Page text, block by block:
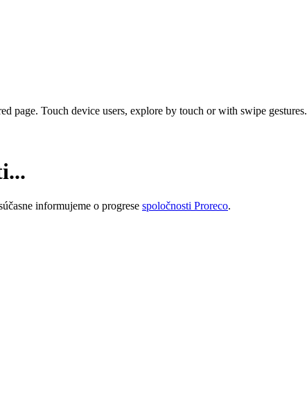
page. Touch device users, explore by touch or with swipe gestures.
informujeme o progrese spoločnosti Proreco.